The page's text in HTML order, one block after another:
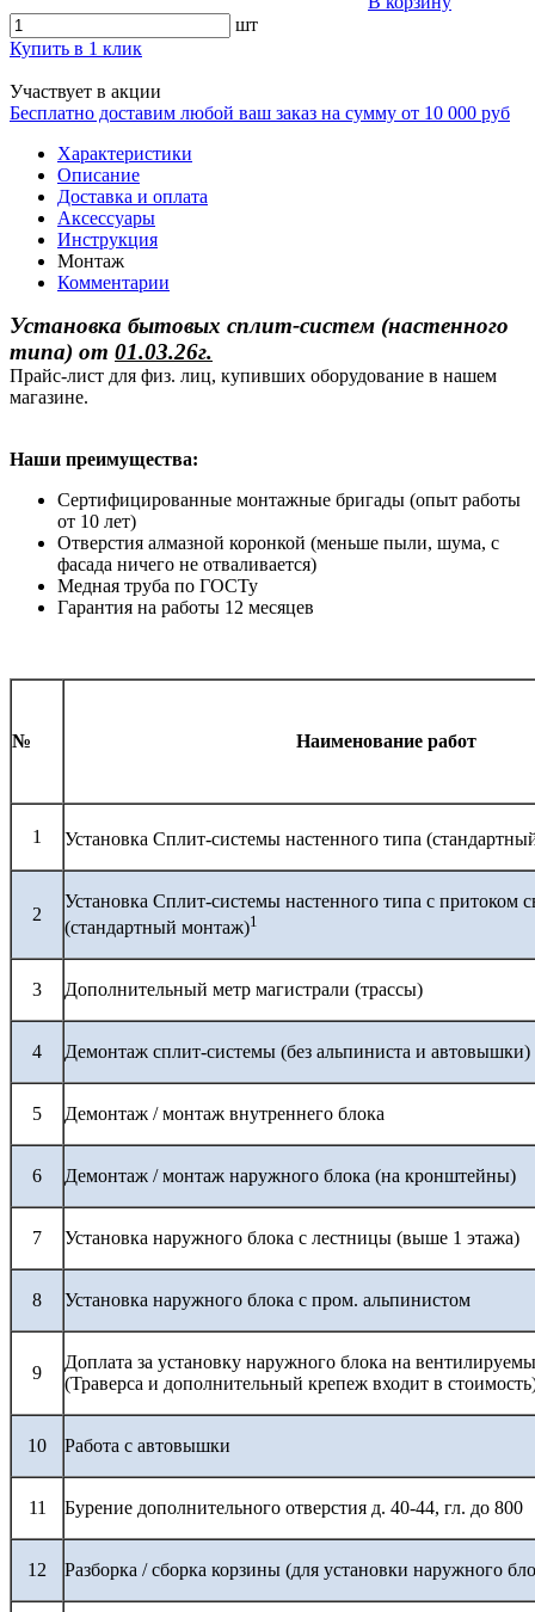
шт
Купить в 1 клик
Участвует в акции
Бесплатно доставим любой ваш заказ на сумму от 10 000 руб
Характеристики
Описание
Доставка и оплата
Аксессуары
Инструкция
Монтаж
Комментарии
Установка бытовых сплит-систем (настенного
типа) от 01.03.26г.
Прайс-лист для физ. лиц, купивших оборудование в нашем
магазине.
Наши преимущества:
Сертифицированные монтажные бригады (опыт работы
от 10 лет)
Отверстия алмазной коронкой (меньше пыли, шума, с
фасада ничего не отваливается)
Медная труба по ГОСТу
Гарантия на работы 12 месяцев
№ Наименование работ
1 Установка Сплит-системы настенного типа
2
Установка Сплит-системы настенного типа с притоком
(стандартный монтаж)1
3 Дополнительный метр магистрали (трассы)
4 Демонтаж сплит-системы (без альпиниста и автовышки)
5 Демонтаж / монтаж внутреннего блока
6 Демонтаж / монтаж наружного блока (на кронштейны)
7 Установка наружного блока с лестницы (выше 1 этажа)
8 Установка наружного блока с пром. альпинистом
9
Доплата за установку наружного блока на
(Траверса и дополнительный крепеж входит в
10 Работа с автовышки
11 Бурение дополнительного отверстия д. 40-44, гл. до 800
12 Разборка / сборка корзины (для установки наружного